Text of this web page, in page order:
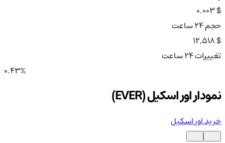
$ 0.003
حجم ۲۴ ساعت
$ 12,518
تغییرات ۲۴ ساعت
0.43%
نمودار اور اسکیل (EVER)
خرید اور اسکیل